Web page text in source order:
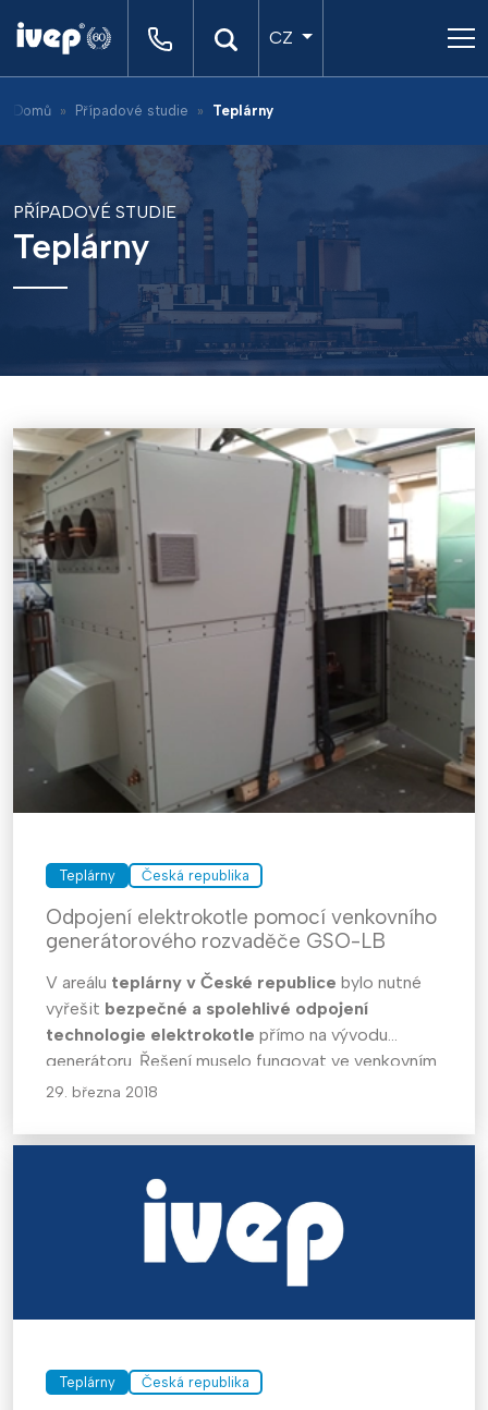
CZ
Domů Případové studie Teplárny
PŘÍPADOVÉ STUDIE
Teplárny
Teplárny Česká republika
Odpojení elektrokotle pomocí venkovního
generátorového rozvaděče GSO-LB
V areálu teplárny v České republice bylo nutné
vyřešit bezpečné a spolehlivé odpojení
technologie elektrokotle přímo na vývodu
generátoru. Řešení muselo fungovat ve venkovním
prostředí, zvládnout vysoké proudy i zkratové
obsluhy v nouzových stavech.
29. března 2018
Teplárny Česká republika